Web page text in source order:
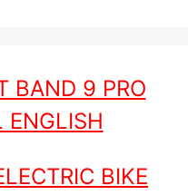
BAND 9 PRO
ENGLISH
BIKE